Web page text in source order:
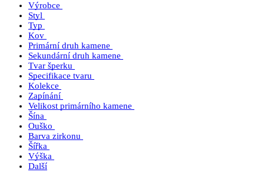
Výrobce
Styl
Typ
Kov
Primární druh kamene
Sekundární druh kamene
Tvar šperku
Specifikace tvaru
Kolekce
Zapínání
Velikost primárního kamene
Šína
Ouško
Barva zirkonu
Šířka
Výška
Další